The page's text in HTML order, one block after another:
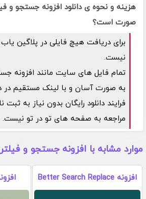
هزینه و نحوه ی دانلود افزونه جستجو و
صورت است؟
برای دریافت هیچ فایلی در پلاگین
نیست.
تمام فایل های سایت مانند افزونه
به صورت آسان و با لینک مستقیم
فرایند دانلود رایگان بدون نیاز به
مراجعه به صفحه های تو در تو نیست.
موارد مشابه با افزونه جستجو و
افزونه Better Search Replace